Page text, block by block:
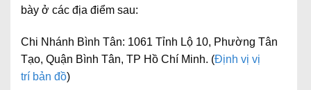
bày ở các địa điểm sau:
Chi Nhánh Bình Tân: 1061 Tỉnh Lộ 10, Phường Tân
Tạo, Quận Bình Tân, TP Hồ Chí Minh. (Định vị vị
trí bản đồ)